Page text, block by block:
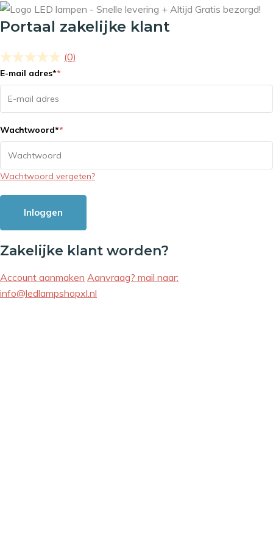
Portaal zakelijke klant
(0)
E-mail adres**
Wachtwoord**
Wachtwoord vergeten?
Inloggen
Zakelijke klant worden?
Account aanmaken Aanvraag? mail naar:
info@ledlampshopxl.nl